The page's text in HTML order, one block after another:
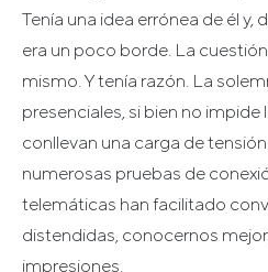
Tenía una idea errónea de él y,
era un poco borde. La
mismo. Y tenía razón. La
presenciales, si bien no impide
conllevan una carga de
numerosas pruebas de
telemáticas han facilitado
distendidas, conocernos
impresiones.